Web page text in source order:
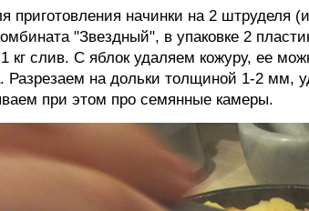
приготовления начинки на 2 штруделя
"Звездный", в упаковке 2
кг слив. С яблок удаляем кожуру, ее
Разрезаем на дольки толщиной 1-2 мм,
при этом про семянные камеры.